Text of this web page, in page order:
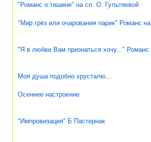
"Романс о тишине" на сл. О. Гультяевой
"Мир грёз или очарования парик" Романс
"Я в любви Вам признаться хочу..." Романс
Моя душа подобно хрусталю...
Осеннее настроение
"Импровизация" Б Пастернак